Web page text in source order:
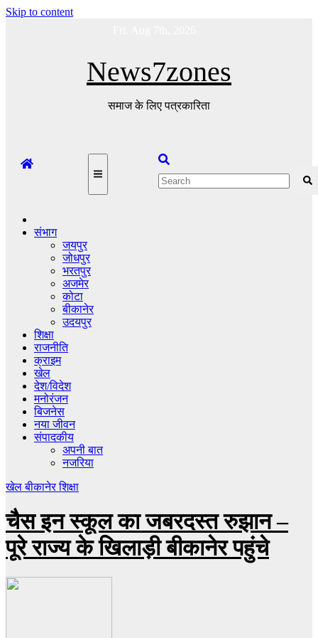
Skip to content
News7zones
समाज के लिए पत्रकारिता
संभाग
जयपुर
जोधपुर
भरतपुर
अजमेर
कोटा
बीकानेर
उदयपुर
शिक्षा
राजनीति
क्राइम
खेल
देश/विदेश
मनोरंजन
बिजनेस
नया जीवन
संपादकीय
अपनी बात
नजरिया
खेलबीकानेरशिक्षा
चैस इन स्कूल का जबरदस्त रुझान –
पूरे राज्य के खिलाड़ी बीकानेर पहुंचे